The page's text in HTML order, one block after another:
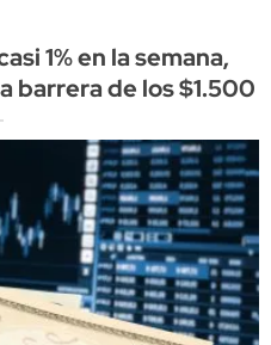
1% en la semana,
barrera de los $1.500